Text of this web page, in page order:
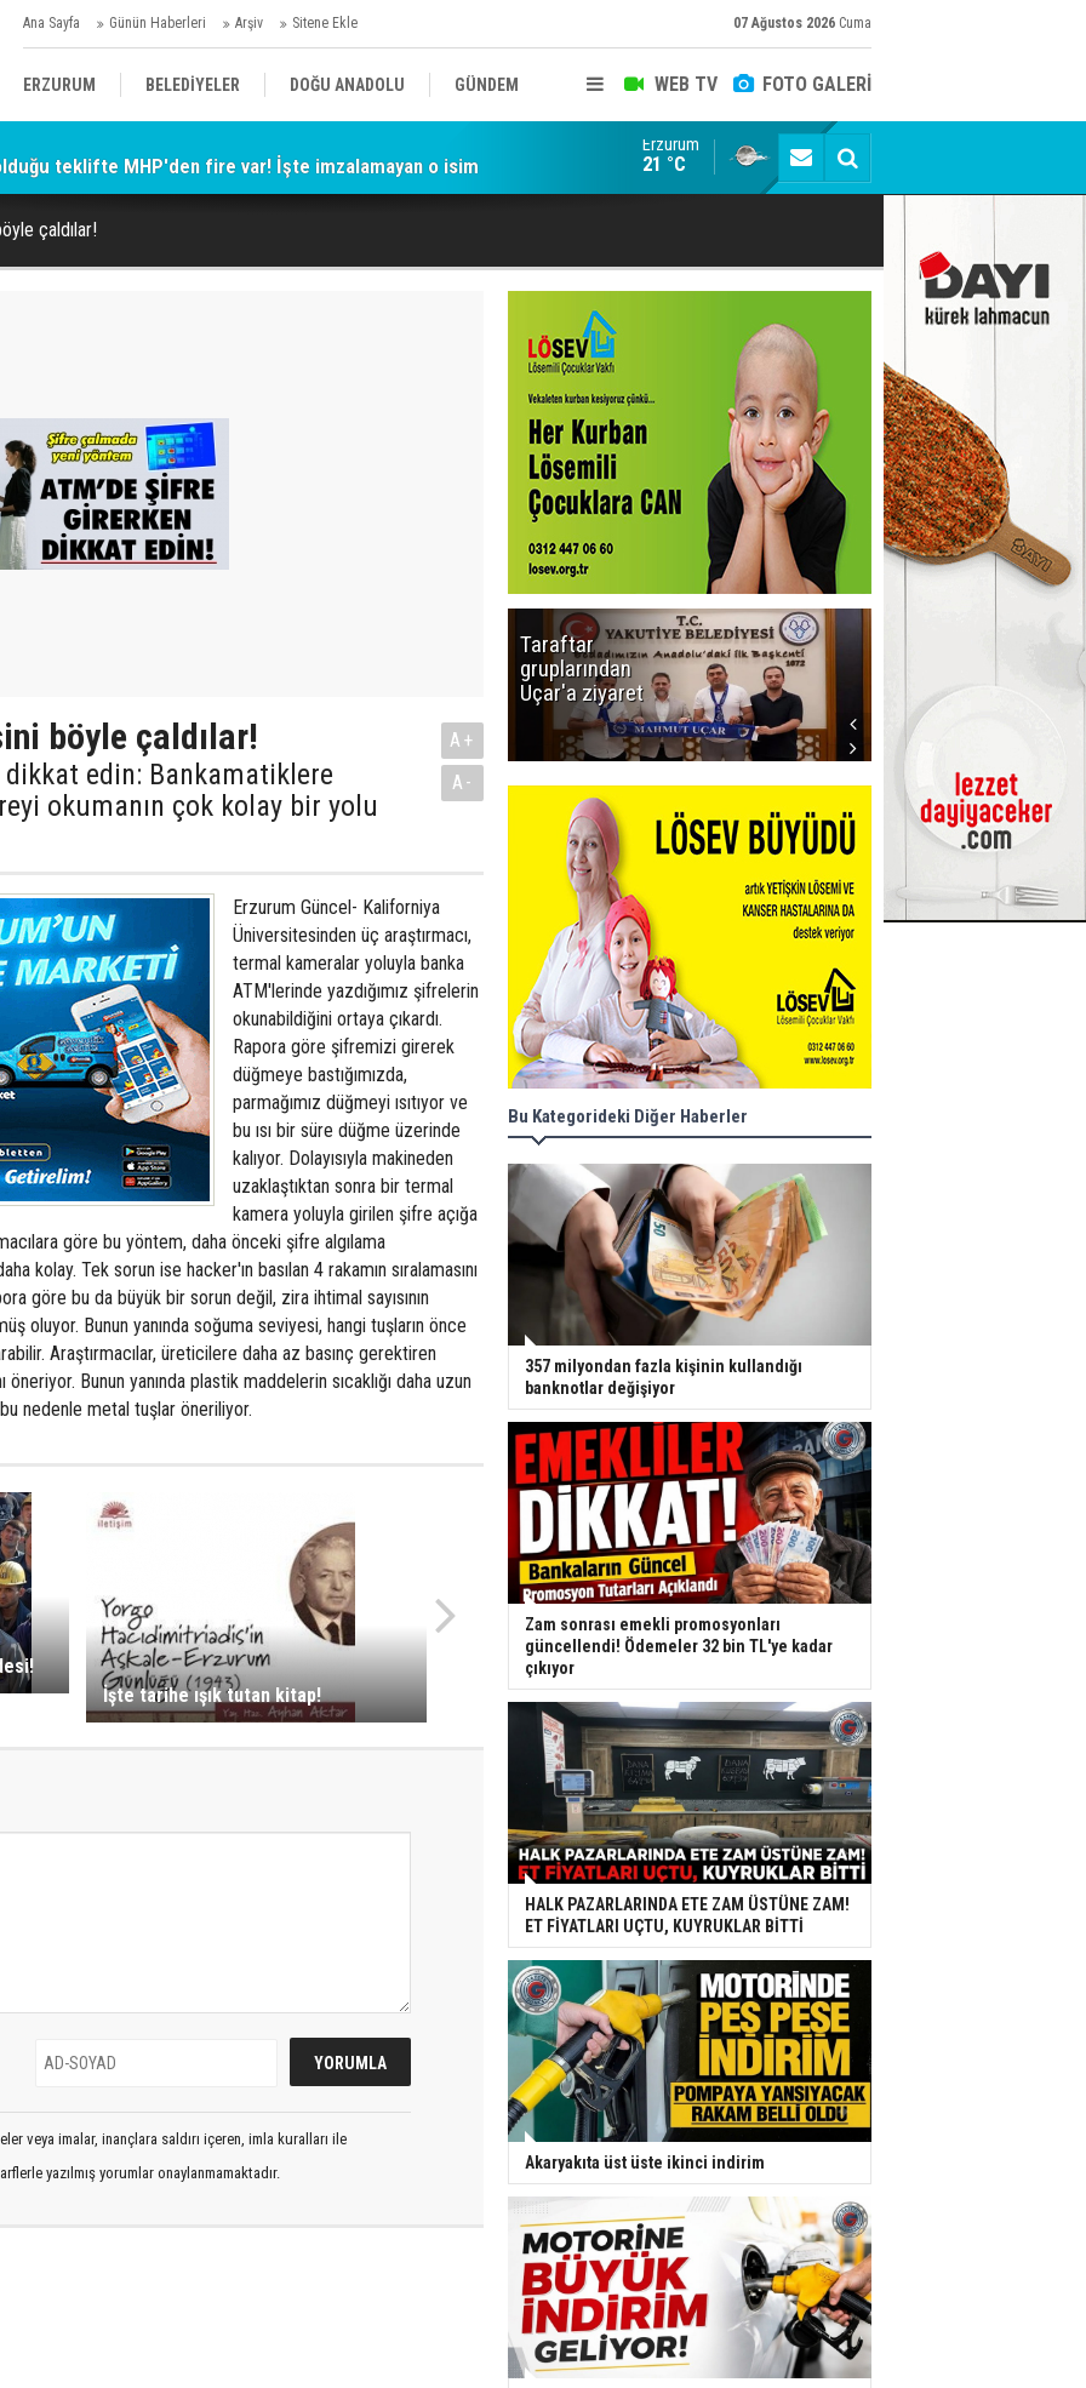
Ana Sayfa Günün Haberleri Arşiv Sitene Ekle 07 Ağustos 2026 Cuma
WEB TV FOTO GALERİ
ERZURUM BELEDİYELER DOĞU ANADOLU GÜNDEM
SİYASET AFAD/ SAVAŞ SPOR
KÜLTÜR/SANAT//MAĞAZİN
teklifte MHP'den fire var! İşte imzalamayan o isim Siyaset-Sermaye Çizgisinde Haklılığın Resmi:
Erzurum
21 °C
çaldılar!
böyle çaldılar!
edin: Bankamatiklere
okumanın çok kolay bir yolu
A+
A-
Erzurum Güncel- Kaliforniya
Üniversitesinden üç araştırmacı,
termal kameralar yoluyla banka
ATM'lerinde yazdığımız şifrelerin
okunabildiğini ortaya çıkardı.
Rapora göre şifremizi girerek
düğmeye bastığımızda,
parmağımız düğmeyi ısıtıyor ve
bu ısı bir süre düğme üzerinde
kalıyor. Dolayısıyla makineden
uzaklaştıktan sonra bir termal
kamera yoluyla girilen şifre açığa
göre bu yöntem, daha önceki şifre algılama
kolay. Tek sorun ise hacker'ın basılan 4 rakamın sıralamasını
göre bu da büyük bir sorun değil, zira ihtimal sayısının
oluyor. Bunun yanında soğuma seviyesi, hangi tuşların önce
Araştırmacılar, üreticilere daha az basınç gerektiren
öneriyor. Bunun yanında plastik maddelerin sıcaklığı daha uzun
nedenle metal tuşlar öneriliyor.
İşte tarihe ışık tutan kitap!
veya imalar, inançlara saldırı içeren, imla kuralları ile
yazılmış yorumlar onaylanmamaktadır.
Taraftar
gruplarından
Uçar'a ziyaret
başlıyor! İlk
düdük Bolu'da
çalacak
Bu Kategorideki Diğer Haberler
357 milyondan fazla kişinin kullandığı
banknotlar değişiyor
Zam sonrası emekli promosyonları
güncellendi! Ödemeler 32 bin TL'ye kadar
çıkıyor
HALK PAZARLARINDA ETE ZAM ÜSTÜNE ZAM!
ET FİYATLARI UÇTU, KUYRUKLAR BİTTİ
Akaryakıta üst üste ikinci indirim